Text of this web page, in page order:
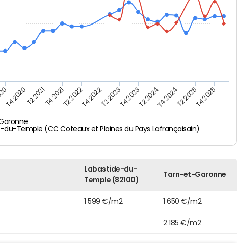
du-Temple (CC Coteaux et Plaines du Pays Lafrançaisain)
T4 2020T2 2021T4 2021T2 2022T4 2022T2 2023T4 2023T2 2024T4 2024T2 2025T4 2025
Labastide-du-
Temple (82100)
Tarn-et-Garonne
1 599 €/m2 1 650 €/m2
2 185 €/m2